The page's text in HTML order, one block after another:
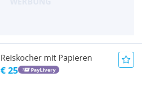
Reiskocher mit Papieren
€ 25 PayLivery